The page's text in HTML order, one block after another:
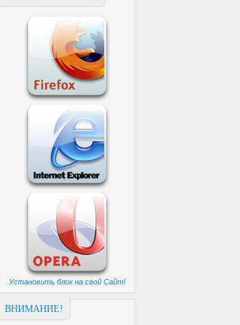
Установить блок на свой Сайт!
ВНИМАНИЕ!